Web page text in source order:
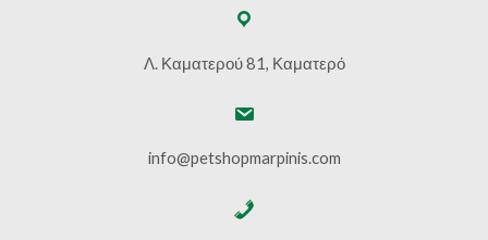
Λ. Καματερού 81, Καματερό
info@petshopmarpinis.com